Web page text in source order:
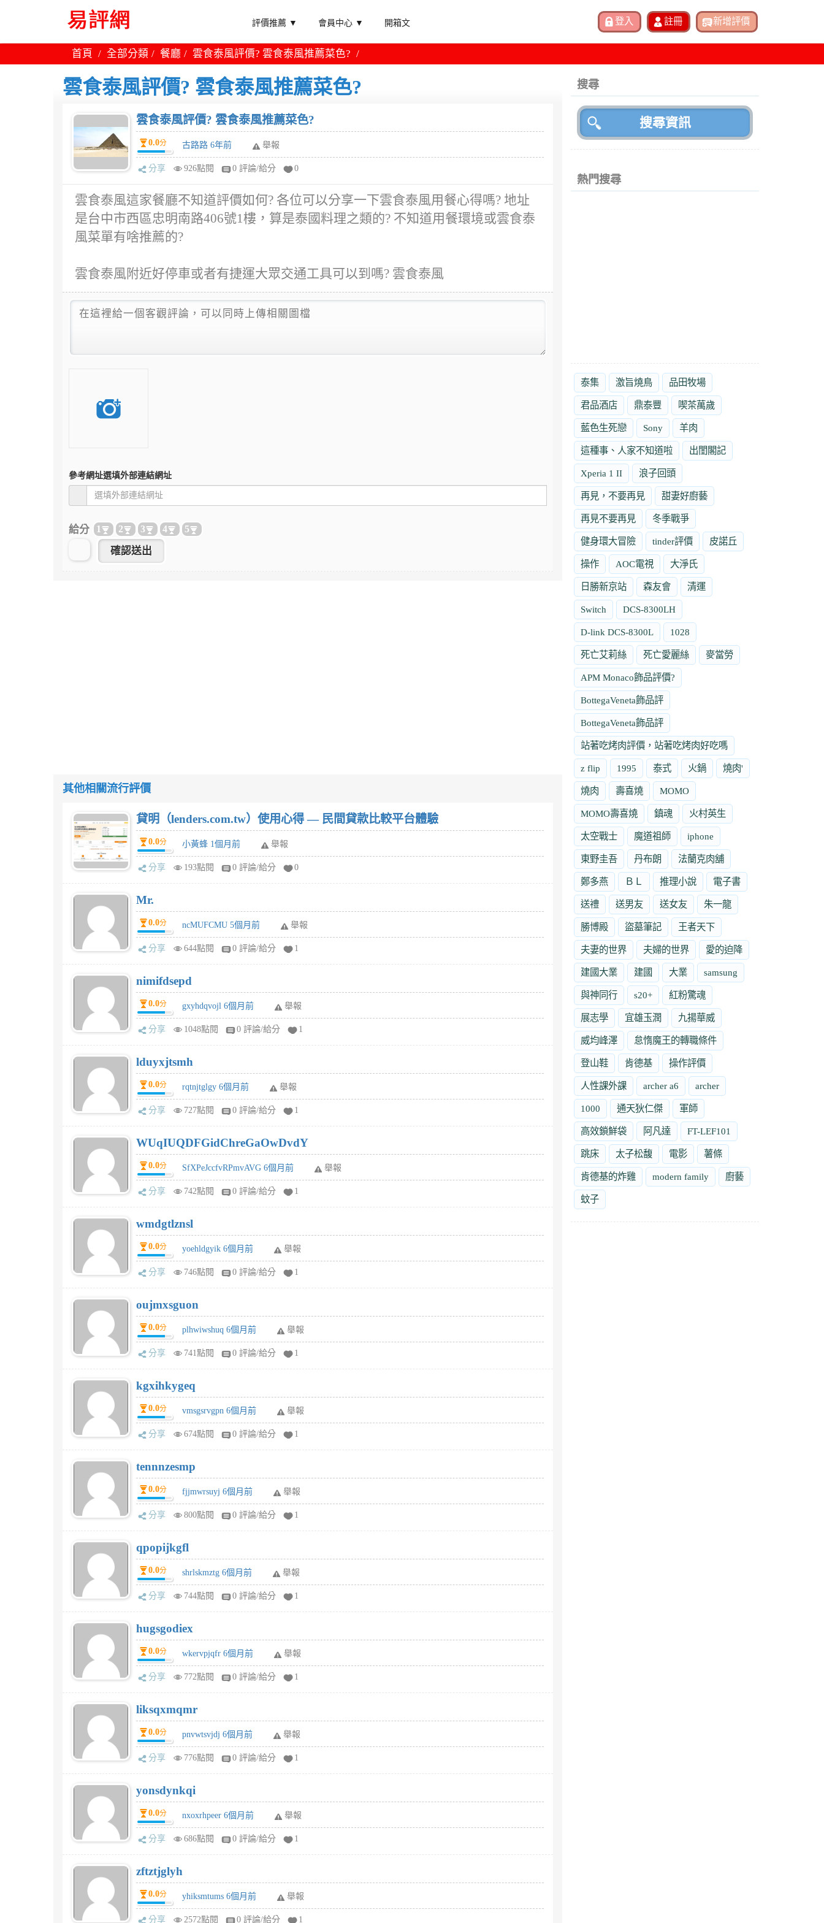
評價推薦 ▼ 會員中心 ▼ 開箱文
首頁 全部分類 餐廳 雲食泰風評價? 雲食泰風推薦菜色?
雲食泰風評價? 雲食泰風推薦菜色?
雲食泰風評價? 雲食泰風推薦菜色?
0.0分 古路路 6年前 舉報
分享 926點閱 0 評論/給分 0
雲食泰風這家餐廳不知道評價如何? 各位可以分享一下雲食泰風用餐心得嗎? 地址
是台中市西區忠明南路406號1樓，算是泰國料理之類的? 不知道用餐環境或雲食泰
風菜單有啥推薦的?
雲食泰風附近好停車或者有捷運大眾交通工具可以到嗎? 雲食泰風
參考網址選填外部連結網址
給分 1 2 3 4 5
其他相關流行評價
貸明（lenders.com.tw）使用心得 — 民間貸款比較平台體驗
0.0分 小黃蜂 1個月前 舉報
分享 193點閱 0 評論/給分 0
Mr.
0.0分 ncMUFCMU 5個月前 舉報
分享 644點閱 0 評論/給分 1
nimifdsepd
0.0分 gxyhdqvojl 6個月前 舉報
分享 1048點閱 0 評論/給分 1
lduyxjtsmh
0.0分 rqtnjtglgy 6個月前 舉報
分享 727點閱 0 評論/給分 1
WUqIUQDFGidChreGaOwDvdY
0.0分 SfXPeJccfvRPmvAVG 6個月前 舉報
分享 742點閱 0 評論/給分 1
wmdgtlznsl
0.0分 yoehldgyik 6個月前 舉報
分享 746點閱 0 評論/給分 1
oujmxsguon
0.0分 plhwiwshuq 6個月前 舉報
分享 741點閱 0 評論/給分 1
kgxihkygeq
0.0分 vmsgsrvgpn 6個月前 舉報
分享 674點閱 0 評論/給分 1
tennnzesmp
0.0分 fjjmwrsuyj 6個月前 舉報
分享 800點閱 0 評論/給分 1
qpopijkgfl
0.0分 shrlskmztg 6個月前 舉報
分享 744點閱 0 評論/給分 1
hugsgodiex
0.0分 wkervpjqfr 6個月前 舉報
分享 772點閱 0 評論/給分 1
liksqxmqmr
0.0分 pnvwtsvjdj 6個月前 舉報
分享 776點閱 0 評論/給分 1
yonsdynkqi
0.0分 nxoxrhpeer 6個月前 舉報
分享 686點閱 0 評論/給分 1
zftztjglyh
0.0分 yhiksmtums 6個月前 舉報
分享 2572點閱 0 評論/給分 1
搜尋
熱門搜尋
泰集 激旨燒鳥 品田牧場
君品酒店 鼎泰豐 喫茶萬歲
藍色生死戀 Sony 羊肉
這種事、人家不知道啦 出閨閣記
Xperia 1 II 浪子回頭
再見，不要再見 甜妻好廚藝
再見不要再見 冬季戰爭
健身環大冒險 tinder評價 皮諾丘
操作 AOC電視 大淨氏
日勝新京站 森友會 清運
Switch DCS-8300LH
D-link DCS-8300L 1028
死亡艾莉絲 死亡愛麗絲 麥當勞
APM Monaco飾品評價?
BottegaVeneta飾品評
BottegaVeneta飾品評
站著吃烤肉評價，站著吃烤肉好吃嗎
z flip 1995 泰式 火鍋 燒肉'
燒肉 壽喜燒 MOMO
MOMO壽喜燒 鎮魂 火村英生
太空戰士 魔道祖師 iphone
東野圭吾 丹布朗 法蘭克肉舖
鄭多燕 ＢＬ 推理小說 電子書
送禮 送男友 送女友 朱一龍
勝博殿 盜墓筆記 王者天下
夫妻的世界 夫婦的世界 愛的迫降
建國大業 建國 大業 samsung
與神同行 s20+ 紅粉驚魂
展志學 宜雄玉潤 九揚華威
威均峰澤 怠惰魔王的轉職條件
登山鞋 肯德基 操作評價
人性課外課 archer a6 archer
1000 通天狄仁傑 軍師
高效鎖鮮袋 阿凡達 FT-LEF101
跳床 太子松馥 電影 薯條
肯德基的炸雞 modern family 廚藝
蚊子